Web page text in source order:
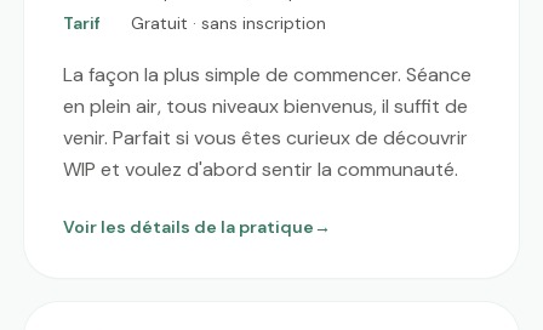
Tarif
Gratuit · sans inscription
La façon la plus simple de commencer. Séance
en plein air, tous niveaux bienvenus, il suffit de
venir. Parfait si vous êtes curieux de découvrir
WIP et voulez d'abord sentir la communauté.
Voir les détails de la pratique→